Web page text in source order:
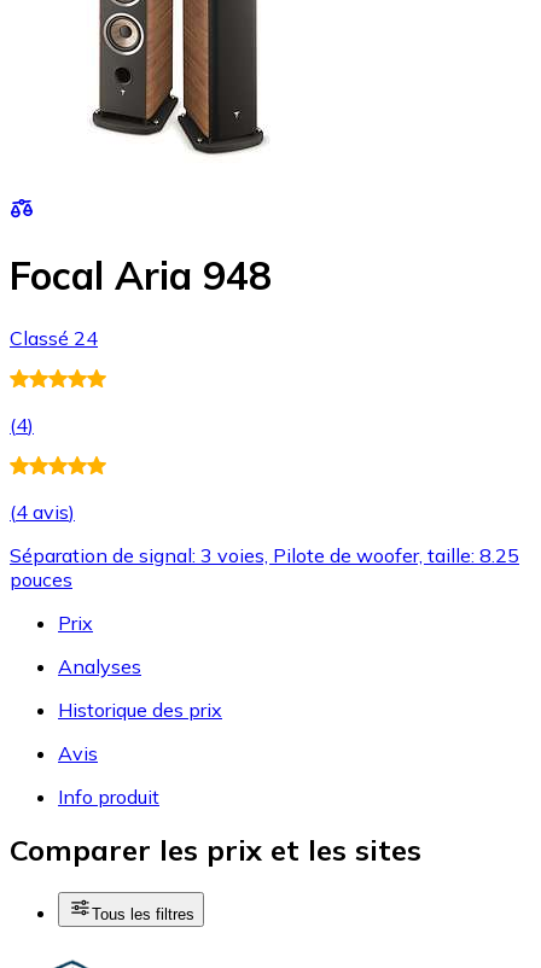
Focal Aria 948
Classé 24
(4)
(4 avis)
Séparation de signal: 3 voies, Pilote de woofer, taille: 8.25
pouces
Prix
Analyses
Historique des prix
Avis
Info produit
Comparer les prix et les sites
Tous les filtres